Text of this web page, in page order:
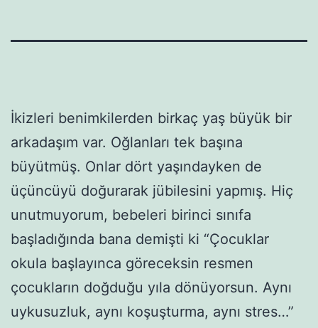
İkizleri benimkilerden birkaç yaş büyük bir
arkadaşım var. Oğlanları tek başına
büyütmüş. Onlar dört yaşındayken de
üçüncüyü doğurarak jübilesini yapmış. Hiç
unutmuyorum, bebeleri birinci sınıfa
başladığında bana demişti ki “Çocuklar
okula başlayınca göreceksin resmen
çocukların doğduğu yıla dönüyorsun. Aynı
uykusuzluk, aynı koşuşturma, aynı stres…”